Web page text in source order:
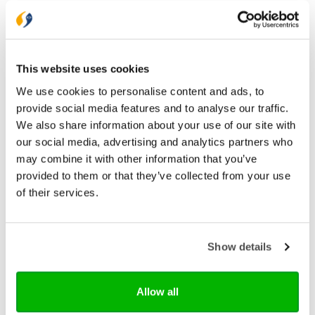
This website uses cookies
We use cookies to personalise content and ads, to
provide social media features and to analyse our traffic.
We also share information about your use of our site with
our social media, advertising and analytics partners who
may combine it with other information that you’ve
provided to them or that they’ve collected from your use
of their services.
Show details
Allow all
Lengte (mm)
Breedte (mm)
141
Gewicht (G)
ISBN
9789033802232
Druk
1
Verschijningsdatum
2020-10-08
NUR-code
707